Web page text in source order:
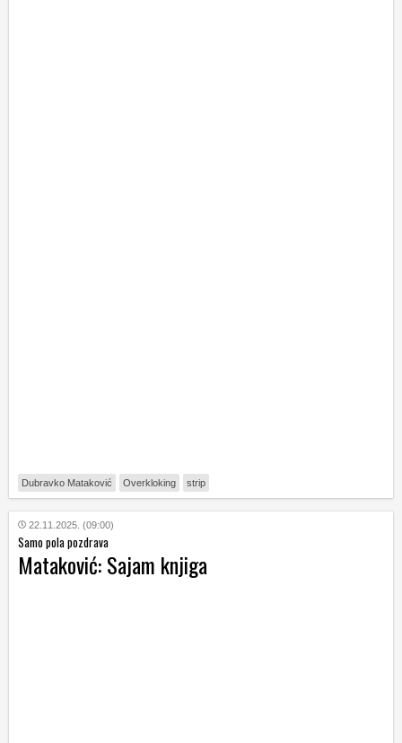
Dubravko Mataković Overkloking strip
22.11.2025. (09:00)
Samo pola pozdrava
Mataković: Sajam knjiga